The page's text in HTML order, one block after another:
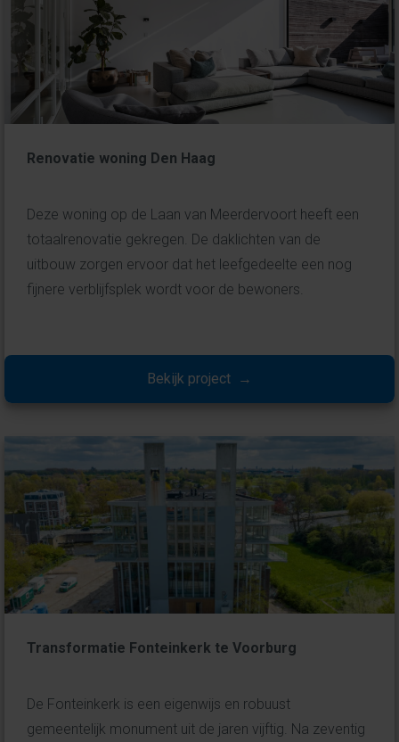
Renovatie woning Den Haag
Deze woning op de Laan van Meerdervoort heeft een
totaalrenovatie gekregen. De daklichten van de
uitbouw zorgen ervoor dat het leefgedeelte een nog
fijnere verblijfsplek wordt voor de bewoners.
Bekijk project →
Transformatie Fonteinkerk te Voorburg
De Fonteinkerk is een eigenwijs en robuust
gemeentelijk monument uit de jaren vijftig. Na zeventig